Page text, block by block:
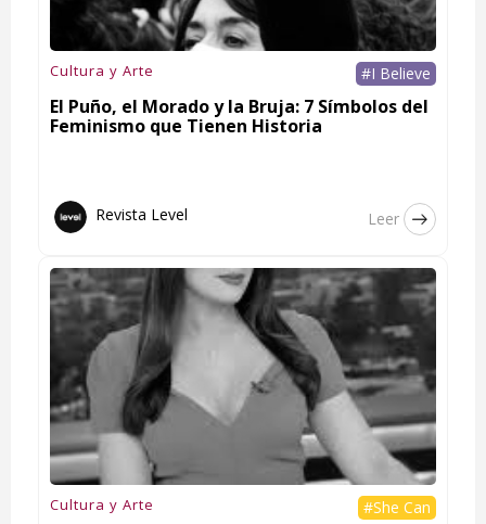
Cultura y Arte #I Believe
El Puño, el Morado y la Bruja: 7 Símbolos del
Feminismo que Tienen Historia
Revista Level Leer
Cultura y Arte #She Can